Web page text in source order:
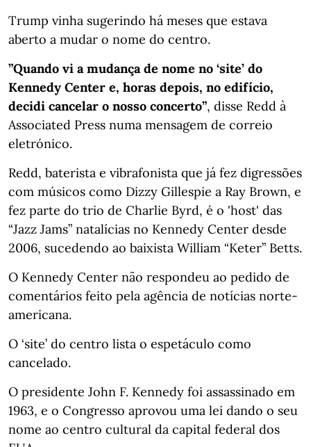
Trump vinha sugerindo há meses que estava
aberto a mudar o nome do centro.
”Quando vi a mudança de nome no ‘site’ do
Kennedy Center e, horas depois, no edifício,
decidi cancelar o nosso concerto”, disse Redd à
Associated Press numa mensagem de correio
eletrónico.
Redd, baterista e vibrafonista que já fez digressões
com músicos como Dizzy Gillespie a Ray Brown, e
fez parte do trio de Charlie Byrd, é o 'host' das
“Jazz Jams” natalícias no Kennedy Center desde
2006, sucedendo ao baixista William “Keter” Betts.
O Kennedy Center não respondeu ao pedido de
comentários feito pela agência de notícias norte-
americana.
O ‘site’ do centro lista o espetáculo como
cancelado.
O presidente John F. Kennedy foi assassinado em
1963, e o Congresso aprovou uma lei dando o seu
nome ao centro cultural da capital federal dos